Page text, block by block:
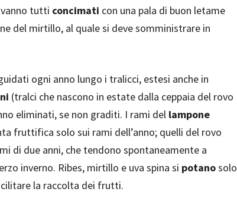
tutti concimati con una pala di buon letame
del mirtillo, al quale si deve somministrare in
ogni anno lungo i tralicci, estesi anche in
(tralci che nascono in estate dalla ceppaia del rovo
eliminati, se non graditi. I rami del lampone
fruttifica solo sui rami dell’anno; quelli del rovo
di due anni, che tendono spontaneamente a
inverno. Ribes, mirtillo e uva spina si potanosolo
la raccolta dei frutti.